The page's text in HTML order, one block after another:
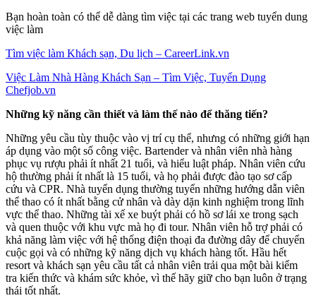
Bạn hoàn toàn có thể dễ dàng tìm việc tại các trang web tuyển dung
việc làm
Tìm việc làm Khách sạn, Du lịch – CareerLink.vn
Việc Làm Nhà Hàng Khách Sạn – Tìm Việc, Tuyển Dụng
Chefjob.vn
Những kỹ năng cần thiết và làm thế nào để thăng tiến?
Những yêu cầu tùy thuộc vào vị trí cụ thể, nhưng có những giới hạn
áp dụng vào một số công việc. Bartender và nhân viên nhà hàng
phục vụ rượu phải ít nhất 21 tuổi, và hiểu luật pháp. Nhân viên cứu
hộ thường phải ít nhất là 15 tuổi, và họ phải được đào tạo sơ cấp
cứu và CPR. Nhà tuyển dụng thường tuyển những hướng dẫn viên
thể thao có ít nhất bằng cử nhân và dày dặn kinh nghiệm trong lĩnh
vực thể thao. Những tài xế xe buýt phải có hồ sơ lái xe trong sạch
và quen thuộc với khu vực mà họ đi tour. Nhân viên hỗ trợ phải có
khả năng làm việc với hệ thống điện thoại đa đường dây để chuyển
cuộc gọi và có những kỹ năng dịch vụ khách hàng tốt. Hầu hết
resort và khách sạn yêu cầu tất cả nhân viên trải qua một bài kiểm
tra kiến thức và khám sức khỏe, vì thế hãy giữ cho bạn luôn ở trạng
thái tốt nhất.